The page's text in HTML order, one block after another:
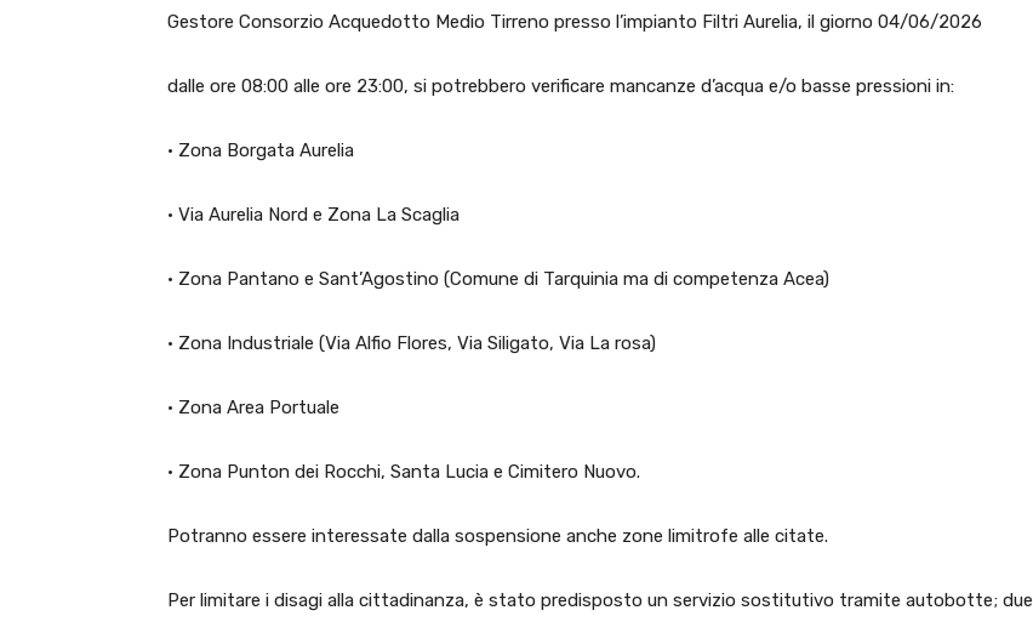
Gestore Consorzio Acquedotto Medio Tirreno presso l’impianto Filtri Aurelia, il giorno 04/06/2026
dalle ore 08:00 alle ore 23:00, si potrebbero verificare mancanze d’acqua e/o basse pressioni in:
· Zona Borgata Aurelia
· Via Aurelia Nord e Zona La Scaglia
· Zona Pantano e Sant’Agostino (Comune di Tarquinia ma di competenza Acea)
· Zona Industriale (Via Alfio Flores, Via Siligato, Via La rosa)
· Zona Area Portuale
· Zona Punton dei Rocchi, Santa Lucia e Cimitero Nuovo.
Potranno essere interessate dalla sospensione anche zone limitrofe alle citate.
Per limitare i disagi alla cittadinanza, è stato predisposto un servizio sostitutivo tramite autobotte; due